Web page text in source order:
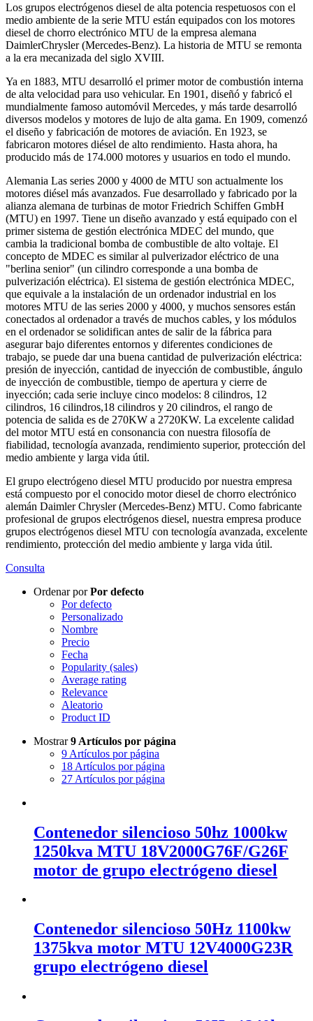
Los grupos electrógenos diesel de alta potencia respetuosos con el
medio ambiente de la serie MTU están equipados con los motores
diesel de chorro electrónico MTU de la empresa alemana
DaimlerChrysler (Mercedes-Benz). La historia de MTU se remonta
a la era mecanizada del siglo XVIII.
Ya en 1883, MTU desarrolló el primer motor de combustión interna
de alta velocidad para uso vehicular. En 1901, diseñó y fabricó el
mundialmente famoso automóvil Mercedes, y más tarde desarrolló
diversos modelos y motores de lujo de alta gama. En 1909, comenzó
el diseño y fabricación de motores de aviación. En 1923, se
fabricaron motores diésel de alto rendimiento. Hasta ahora, ha
producido más de 174.000 motores y usuarios en todo el mundo.
Alemania Las series 2000 y 4000 de MTU son actualmente los
motores diésel más avanzados. Fue desarrollado y fabricado por la
alianza alemana de turbinas de motor Friedrich Schiffen GmbH
(MTU) en 1997. Tiene un diseño avanzado y está equipado con el
primer sistema de gestión electrónica MDEC del mundo, que
cambia la tradicional bomba de combustible de alto voltaje. El
concepto de MDEC es similar al pulverizador eléctrico de una
"berlina senior" (un cilindro corresponde a una bomba de
pulverización eléctrica). El sistema de gestión electrónica MDEC,
que equivale a la instalación de un ordenador industrial en los
motores MTU de las series 2000 y 4000, y muchos sensores están
conectados al ordenador a través de muchos cables, y los módulos
en el ordenador se solidifican antes de salir de la fábrica para
asegurar bajo diferentes entornos y diferentes condiciones de
trabajo, se puede dar una buena cantidad de pulverización eléctrica:
presión de inyección, cantidad de inyección de combustible, ángulo
de inyección de combustible, tiempo de apertura y cierre de
inyección; cada serie incluye cinco modelos: 8 cilindros, 12
cilindros, 16 cilindros,18 cilindros y 20 cilindros, el rango de
potencia de salida es de 270KW a 2720KW. La excelente calidad
del motor MTU está en consonancia con nuestra filosofía de
fiabilidad, tecnología avanzada, rendimiento superior, protección del
medio ambiente y larga vida útil.
El grupo electrógeno diesel MTU producido por nuestra empresa
está compuesto por el conocido motor diesel de chorro electrónico
alemán Daimler Chrysler (Mercedes-Benz) MTU. Como fabricante
profesional de grupos electrógenos diesel, nuestra empresa produce
grupos electrógenos diesel MTU con tecnología avanzada, excelente
rendimiento, protección del medio ambiente y larga vida útil.
Consulta
Ordenar porPor defecto
Por defecto
Personalizado
Nombre
Precio
Fecha
Popularity (sales)
Average rating
Relevance
Aleatorio
Product ID
Mostrar9 Artículos por página
9 Artículos por página
18 Artículos por página
27 Artículos por página
Contenedor silencioso 50hz 1000kw
1250kva MTU 18V2000G76F/G26F
motor de grupo electrógeno diesel
Contenedor silencioso 50Hz 1100kw
1375kva motor MTU 12V4000G23R
grupo electrógeno diesel